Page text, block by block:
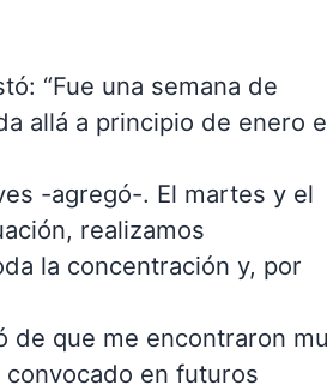
“Fue una semana de
allá a principio de enero
-agregó-. El martes y el
realizamos
la concentración y, por
de que me encontraron
en futuros